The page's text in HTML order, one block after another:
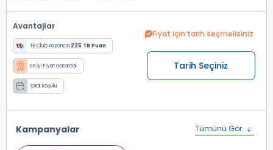
Avantajlar
TB Club Kazancın 225 TB Puan
En İyi Fiyat Garantisi
İptal Koşulu
Fiyat için tarih seçmelisiniz
Tarih Seçiniz
Kampanyalar Tümünü Gör